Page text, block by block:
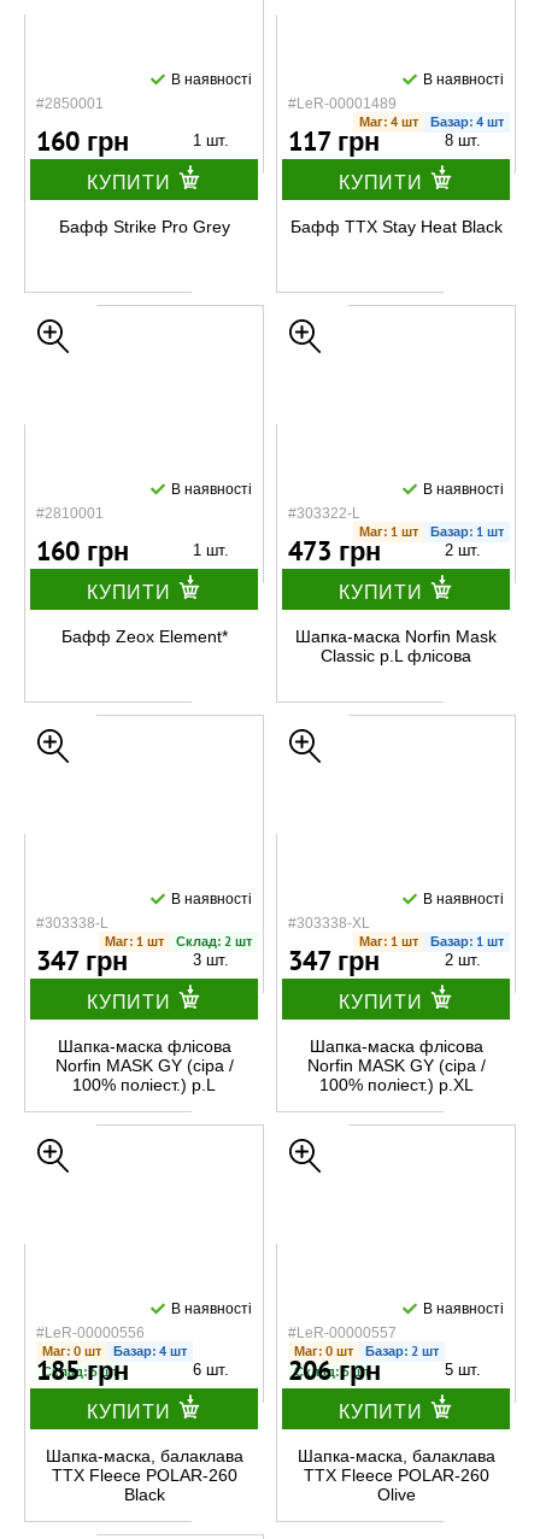
#2850001
В наявності
160 грн 1 шт.
КУПИТИ
Бафф Strike Pro Grey
#LeR-00001489
В наявності
Маг: 4 шт Базар: 4 шт
117 грн 8 шт.
КУПИТИ
Бафф TTX Stay Heat Black
#2810001
В наявності
160 грн 1 шт.
КУПИТИ
Бафф Zeox Element*
#303322-L
В наявності
Маг: 1 шт Базар: 1 шт
473 грн 2 шт.
КУПИТИ
Шапка-маска Norfin Mask
Classic р.L флісова
#303338-L
В наявності
Маг: 1 шт Склад: 2 шт
347 грн 3 шт.
КУПИТИ
Шапка-маска флісова
Norfin MASK GY (сіра /
100% поліест.) р.L
#303338-XL
В наявності
Маг: 1 шт Базар: 1 шт
347 грн 2 шт.
КУПИТИ
Шапка-маска флісова
Norfin MASK GY (сіра /
100% поліест.) р.XL
#LeR-00000556
В наявності
Маг: 0 шт
Базар: 4 шт
Склад: 5 шт
185 грн 6 шт.
КУПИТИ
Шапка-маска, балаклава
TTX Fleece POLAR-260
Black
#LeR-00000557
В наявності
Маг: 0 шт
Базар: 2 шт
Склад: 5 шт
206 грн 5 шт.
КУПИТИ
Шапка-маска, балаклава
TTX Fleece POLAR-260
Olive